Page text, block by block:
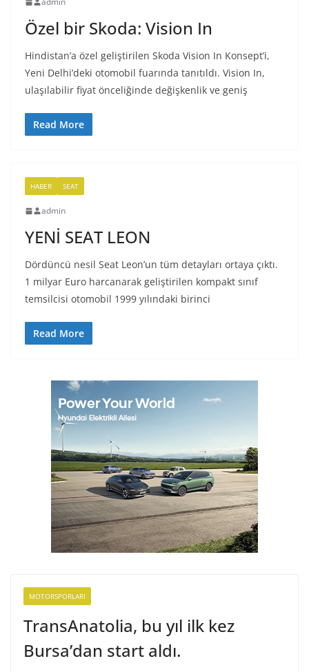
Özel bir Skoda: Vision In
Hindistan’a özel geliştirilen Skoda Vision In Konsept’i,
Yeni Delhi’deki otomobil fuarında tanıtıldı. Vision In,
ulaşılabilir fiyat önceliğinde değişkenlik ve geniş
Read More
HABER SEAT
admin
YENİ SEAT LEON
Dördüncü nesil Seat Leon’un tüm detayları ortaya çıktı.
1 milyar Euro harcanarak geliştirilen kompakt sınıf
temsilcisi otomobil 1999 yılındaki birinci
Read More
MOTORSPORLARI
TransAnatolia, bu yıl ilk kez
Bursa’dan start aldı.